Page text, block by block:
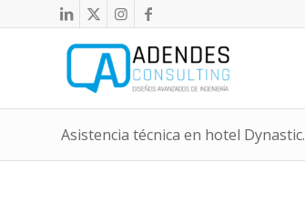
Asistencia técnica en hotel Dynastic.